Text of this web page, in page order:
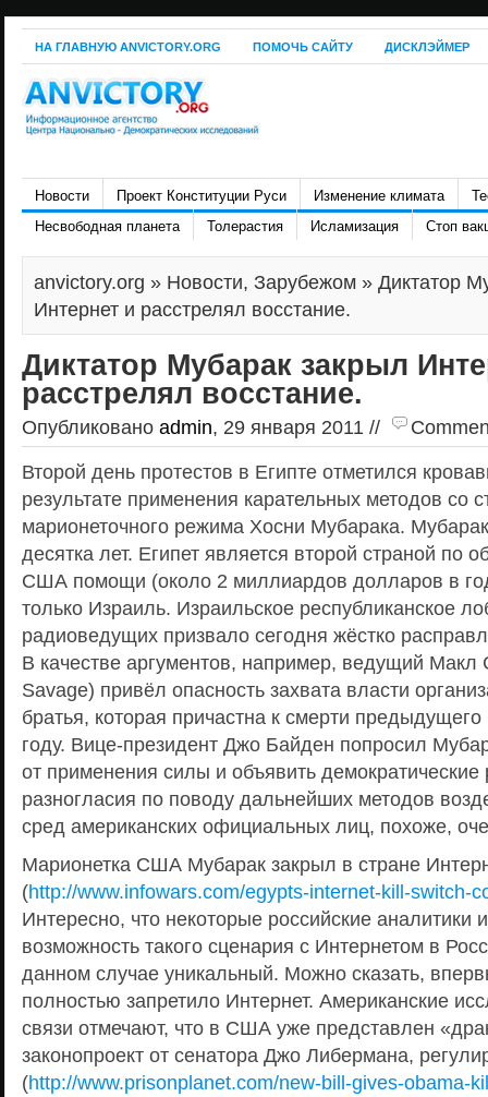
НА ГЛАВНУЮ ANVICTORY.ORG ПОМОЧЬ САЙТУ ДИСКЛЭЙМЕР
Новости Проект Конституции Руси Изменение климата
Несвободная планета
Толерастия Исламизация Стоп
anvictory.org » Новости, Зарубежом » Диктатор
Интернет и расстрелял восстание.
Диктатор Мубарак закрыл
расстрелял восстание.
Опубликовано admin, 29 января 2011 //
Второй день протестов в Египте отметился
результате применения карательных методов со
марионеточного режима Хосни Мубарака.
десятка лет. Египет является второй страной по
США помощи (около 2 миллиардов долларов в
только Израиль. Израильское республиканское
радиоведущих призвало сегодня жёстко
В качестве аргументов, например, ведущий Макл
Savage) привёл опасность захвата власти
братья, которая причастна к смерти
году. Вице-президент Джо Байден попросил
от применения силы и объявить
разногласия по поводу дальнейших методов
сред американских официальных лиц, похоже,
Марионетка США Мубарак закрыл в стране
(http://www.infowars.com/egypts-internet-kill-switch-
Интересно, что некоторые российские аналитики
возможность такого сценария с Интернетом в
данном случае уникальный. Можно сказать,
полностью запретило Интернет. Американские
связи отмечают, что в США уже представлен
законопроект от сенатора Джо Либермана,
(http://www.prisonplanet.com/new-bill-gives-obama-